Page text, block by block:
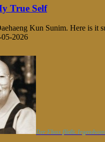
True Self
Kun Sunim. Here is
2026
Der Fluss fließt.